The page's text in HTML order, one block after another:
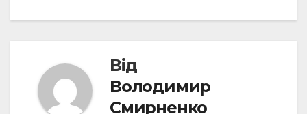
Від
Володимир
Смирненко